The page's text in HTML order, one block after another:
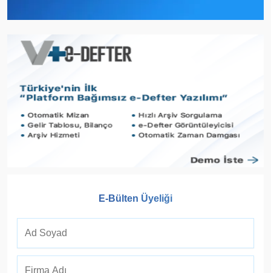
E-Bülten Üyeliği